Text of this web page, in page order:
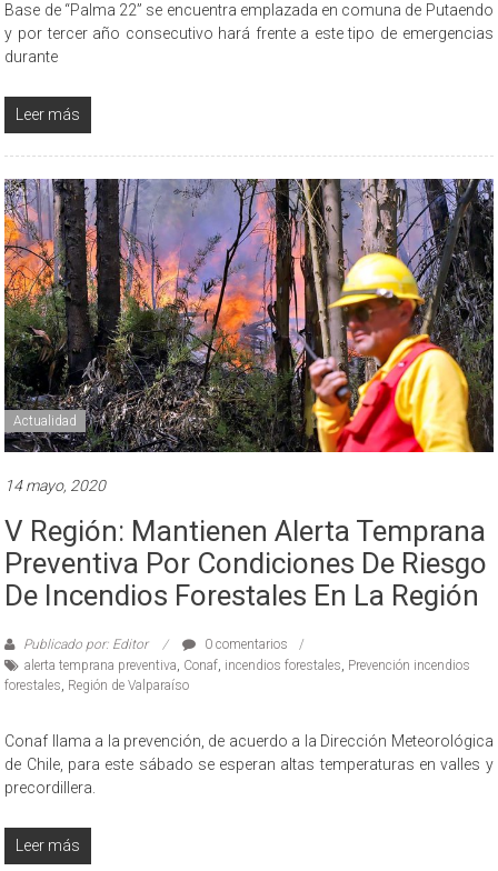
Base de “Palma 22” se encuentra emplazada en comuna de Putaendo
y por tercer año consecutivo hará frente a este tipo de emergencias
durante
Leer más
Actualidad
14 mayo, 2020
V Región: Mantienen Alerta Temprana
Preventiva Por Condiciones De Riesgo
De Incendios Forestales En La Región
Publicado por: Editor
0 comentarios
alerta temprana preventiva, Conaf, incendios forestales, Prevención incendios
forestales, Región de Valparaíso
Conaf llama a la prevención, de acuerdo a la Dirección Meteorológica
de Chile, para este sábado se esperan altas temperaturas en valles y
precordillera.
Leer más